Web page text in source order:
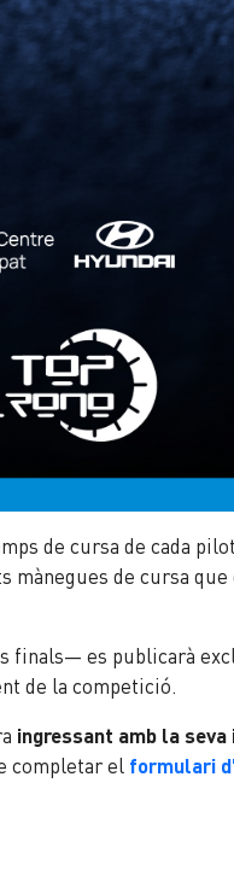
de cursa de cada
mànegues de cursa
finals— es publicarà
de la competició.
ingressant amb la
completar el formulari